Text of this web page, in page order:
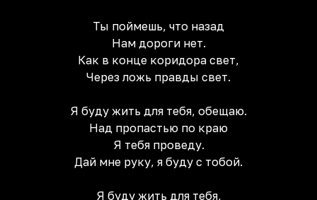
Ты поймешь, что назад
Нам дороги нет.
Как в конце коридора свет,
Через ложь правды свет.
Я буду жить для тебя, обещаю.
Над пропастью по краю
Я тебя проведу.
Дай мне руку, я буду с тобой.
Я буду жить для тебя,